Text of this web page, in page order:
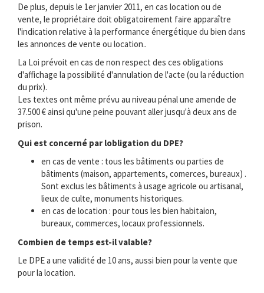
De plus, depuis le 1er janvier 2011, en cas location ou de
vente, le propriétaire doit obligatoirement faire apparaître
l'indication relative à la performance énergétique du bien dans
les annonces de vente ou location..
La Loi prévoit en cas de non respect des ces obligations
d'affichage la possibilité d'annulation de l'acte (ou la réduction
du prix).
Les textes ont même prévu au niveau pénal une amende de
37.500 € ainsi qu'une peine pouvant aller jusqu'à deux ans de
prison.
Qui est concerné par lobligation du DPE?
en cas de vente : tous les bâtiments ou parties de
bâtiments (maison, appartements, comerces, bureaux) .
Sont exclus les bâtiments à usage agricole ou artisanal,
lieux de culte, monuments historiques.
en cas de location : pour tous les bien habitaion,
bureaux, commerces, locaux professionnels.
Combien de temps est-il valable?
Le DPE a une validité de 10 ans, aussi bien pour la vente que
pour la location.